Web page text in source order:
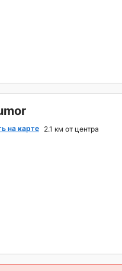
на карте 2.1 км от центра